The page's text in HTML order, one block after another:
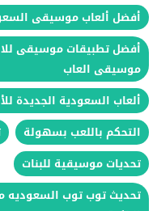
أفضل ألعاب موسيقى
أفضل تطبيقات موسيقى
موسيقى العاب
ألعاب السعودية الجديدة
التحكم باللعب بسهولة
تحديات موسيقية للبنات
تحديث توب توب السعوديه